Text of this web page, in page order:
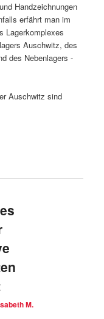
Handzeichnungen
erfährt man im
Lagerkomplexes
Auschwitz, des
des Nebenlagers -
Auschwitz sind
M.